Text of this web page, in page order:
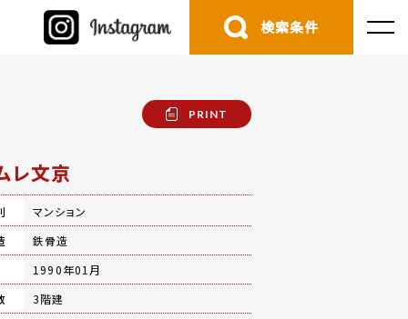
検索条件
PRINT
レ文京
マンション
鉄骨造
1990年01月
3階建